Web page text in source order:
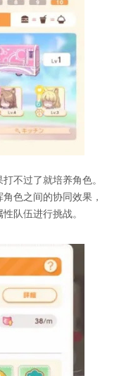
不过了就培养角色。
色之间的协同效果，
队伍进行挑战。